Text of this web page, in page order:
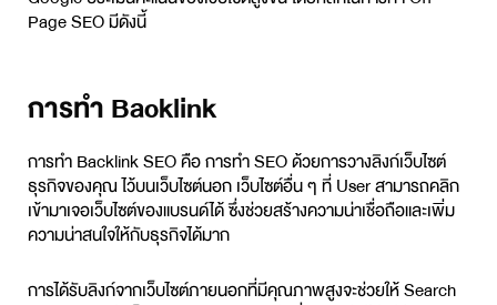
Page SEO มีดังนี้
การทำ Backlink
การทำ Backlink SEO คือ การทำ SEO ด้วยการวางลิงก์เว็บไซต์
ธุรกิจของคุณ ไว้บนเว็บไซต์นอก เว็บไซต์อื่น ๆ ที่ User สามารถคลิก
เข้ามาเจอเว็บไซต์ของแบรนด์ได้ ซึ่งช่วยสร้างความน่าเชื่อถือและเพิ่ม
ความน่าสนใจให้กับธุรกิจได้มาก
การได้รับลิงก์จากเว็บไซต์ภายนอกที่มีคุณภาพสูงจะช่วยให้ Search